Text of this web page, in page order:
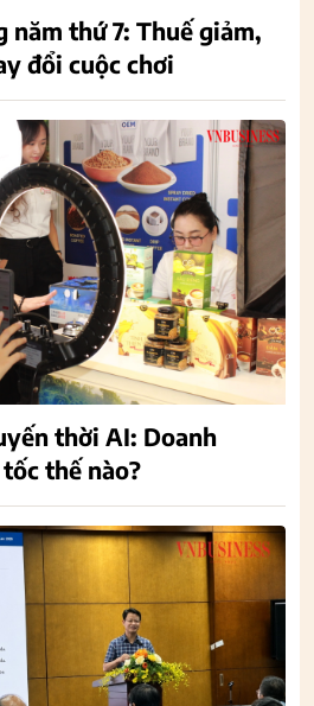
năm thứ 7: Thuế giảm,
đổi cuộc chơi
thời AI: Doanh
thế nào?